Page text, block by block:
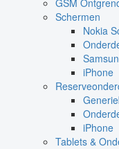
Schermen
Nokia
iPhone
iPhone
Tablets &